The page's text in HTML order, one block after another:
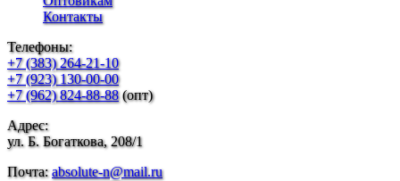
Контакты
Телефоны:
+7 (383) 264-21-10
+7 (923) 130-00-00
+7 (962) 824-88-88(опт)
Адрес:
ул. Б. Богаткова, 208/1
Почта:absolute-n@mail.ru